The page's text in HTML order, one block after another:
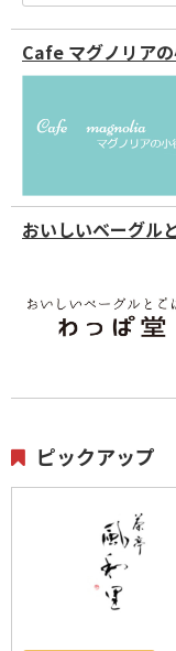
Cafe マグノリア
おいしいベーグル
ピックアップ